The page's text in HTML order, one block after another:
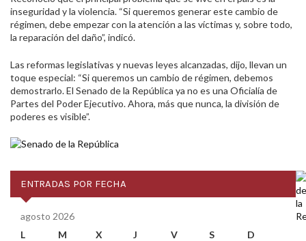
inseguridad y la violencia. “Si queremos generar este cambio de
régimen, debe empezar con la atención a las víctimas y, sobre todo,
la reparación del daño”, indicó.
Las reformas legislativas y nuevas leyes alcanzadas, dijo, llevan un
toque especial: “Si queremos un cambio de régimen, debemos
demostrarlo. El Senado de la República ya no es una Oficialía de
Partes del Poder Ejecutivo. Ahora, más que nunca, la división de
poderes es visible”.
ENTRADAS POR FECHA
agosto 2026
L
M X J V S
D